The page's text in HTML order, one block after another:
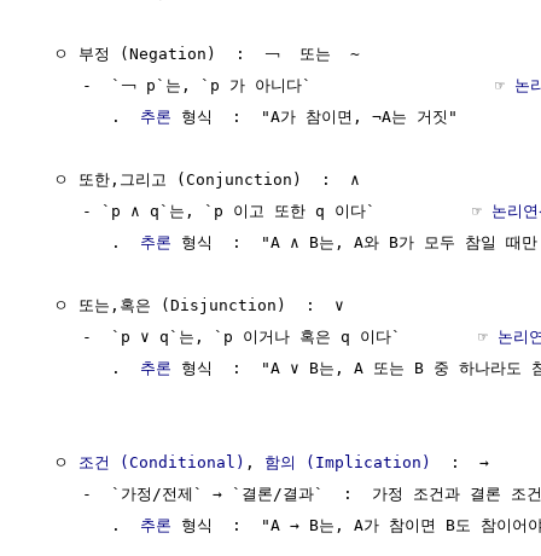
  ㅇ 부정 (Negation)  :  ￢  또는  ~
     -  `￢ p`는, `p 가 아니다`                   ☞
논
        .
추론 형식  :  "A가 참이면, ¬A는 거짓"
  ㅇ 또한,그리고 (Conjunction)  :  ∧
     - `p ∧ q`는, `p 이고 또한 q 이다`          ☞
논리
        .
추론 형식  :  "A ∧ B는, A와 B가 모두 참일 때
  ㅇ 또는,혹은 (Disjunction)  :  ∨
     -  `p ∨ q`는, `p 이거나 혹은 q 이다`        ☞
논리
        .
추론 형식  :  "A ∨ B는, A 또는 B 중 하나라도
  ㅇ
조건 (Conditional) , 함의 (Implication)
:  →
-  `가정/전제` → `결론/결과`  :  가정 조건과 결론 조건
        .
추론 형식  :  "A → B는, A가 참이면 B도 참이어